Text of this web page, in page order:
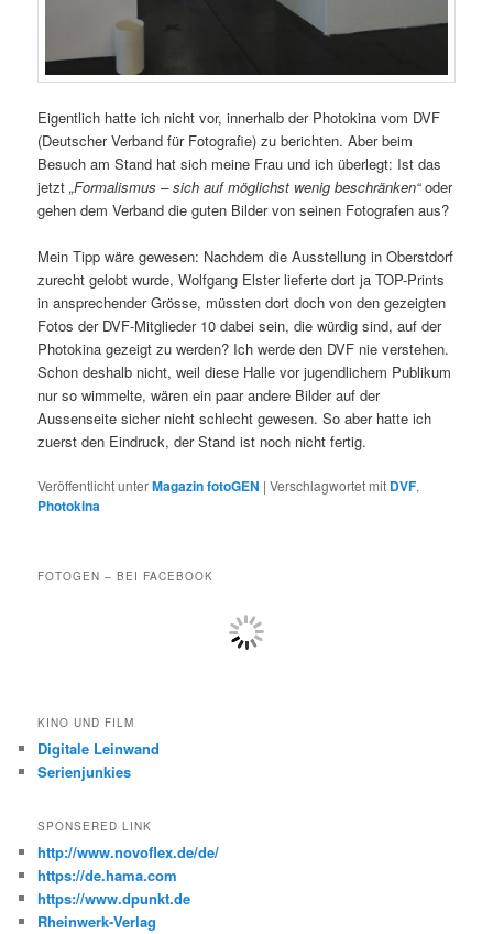
Eigentlich hatte ich nicht vor, innerhalb der Photokina vom DVF
(Deutscher Verband für Fotografie) zu berichten. Aber beim
Besuch am Stand hat sich meine Frau und ich überlegt: Ist das
jetzt„Formalismus – sich auf möglichst wenig beschränken“oder
gehen dem Verband die guten Bilder von seinen Fotografen aus?
Mein Tipp wäre gewesen: Nachdem die Ausstellung in Oberstdorf
zurecht gelobt wurde, Wolfgang Elster lieferte dort ja TOP-Prints
in ansprechender Grösse, müssten dort doch von den gezeigten
Fotos der DVF-Mitglieder 10 dabei sein, die würdig sind, auf der
Photokina gezeigt zu werden? Ich werde den DVF nie verstehen.
Schon deshalb nicht, weil diese Halle vor jugendlichem Publikum
nur so wimmelte, wären ein paar andere Bilder auf der
Aussenseite sicher nicht schlecht gewesen. So aber hatte ich
zuerst den Eindruck, der Stand ist noch nicht fertig.
Veröffentlicht unterMagazin fotoGEN |Verschlagwortet mit DVF,
Photokina
FOTOGEN – BEI FACEBOOK
KINO UND FILM
Digitale Leinwand
Serienjunkies
SPONSERED LINK
http://www.novoflex.de/de/
https://de.hama.com
https://www.dpunkt.de
Rheinwerk-Verlag